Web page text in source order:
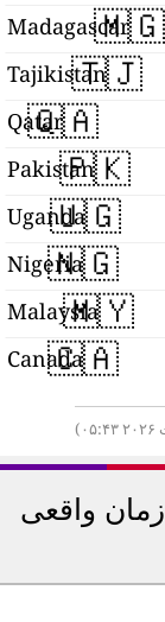
🇲🇬
Madagascar
🇹🇯
Tajikistan
🇶🇦
Qatar
🇵🇰
Pakistan
🇺🇬
Uganda
🇳🇬
Nigeria
🇲🇾
Malaysia
🇨🇦
Canada
واقعی